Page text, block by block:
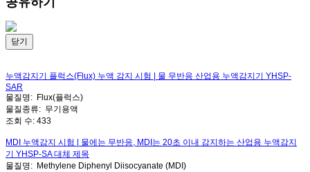
닫기
누액감지기 플럭스(Flux) 누액 감지 시험 | 물 무반응 산업용 누액감지기 YHSP-
SAR
물질명: Flux(플럭스)
물질종류: 무기용액
조회 수: 433
MDI 누액감지 시험 | 물에는 무반응, MDI는 20초 이내 감지하는 산업용 누액감지
기 YHSP-SA 대체 제목
물질명: Methylene Diphenyl Diisocyanate (MDI)